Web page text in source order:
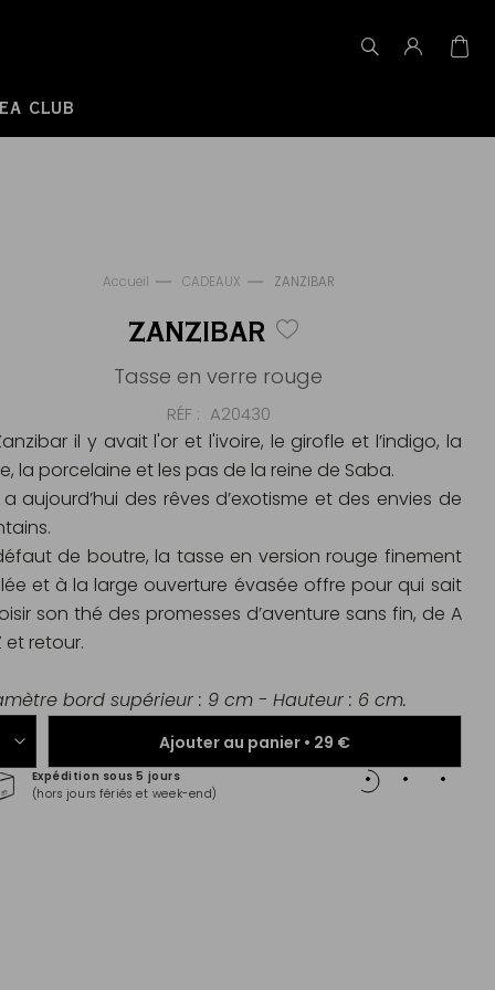
CLUB
Accueil CADEAUX ZANZIBAR
ZANZIBAR
Tasse en verre rouge
RÉF A20430
Ajouter au panier • 29 €
Expédition sous 5 jours
(hors jours fériés et week-end)
il y avait l'or et l'ivoire, le girofle et l’indigo, la
la porcelaine et les pas de la reine de Saba.
a aujourd’hui des rêves d’exotisme et des envies de
de boutre, la tasse en version rouge finement
et à la large ouverture évasée offre pour qui sait
son thé des promesses d’aventure sans fin, de A
et retour.
bord supérieur : 9 cm - Hauteur : 6 cm.